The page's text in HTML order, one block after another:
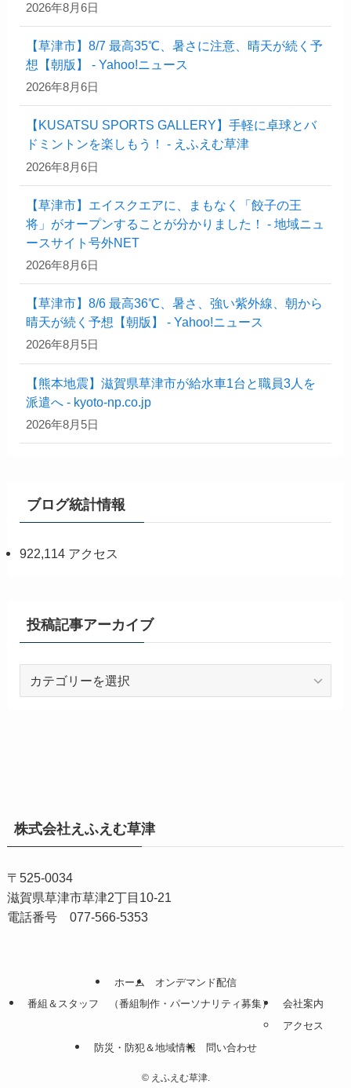
2026年8月6日
【草津市】8/7 最高35℃、暑さに注意、晴天が続く予
想【朝版】 - Yahoo!ニュース
2026年8月6日
【KUSATSU SPORTS GALLERY】手軽に卓球とバ
ドミントンを楽しもう！ - えふえむ草津
2026年8月6日
【草津市】エイスクエアに、まもなく「餃子の王
将」がオープンすることが分かりました！ - 地域ニュ
ースサイト号外NET
2026年8月6日
【草津市】8/6 最高36℃、暑さ、強い紫外線、朝から
晴天が続く予想【朝版】 - Yahoo!ニュース
2026年8月5日
【熊本地震】滋賀県草津市が給水車1台と職員3人を
派遣へ - kyoto-np.co.jp
2026年8月5日
ブログ統計情報
922,114 アクセス
投稿記事アーカイブ
ブ
株式会社えふえむ草津
〒525-0034
滋賀県草津市草津2丁目10-21
電話番号 077-566-5353
ホーム
オンデマンド配信
番組＆スタッフ （番組制作・パーソナリティ募集）
会社案内
アクセス
防災・防犯＆地域情報
問い合わせ
©えふえむ草津.